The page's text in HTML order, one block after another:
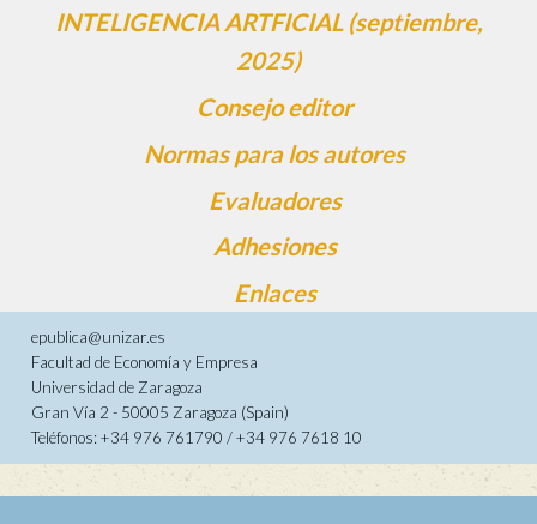
INTELIGENCIA ARTFICIAL (septiembre,
2025)
Consejo editor
Normas para los autores
Evaluadores
Adhesiones
Enlaces
epublica@unizar.es
Facultad de Economía y Empresa
Universidad de Zaragoza
Gran Vía 2 - 50005 Zaragoza (Spain)
Teléfonos: +34 976 761790 / +34 976 7618 10